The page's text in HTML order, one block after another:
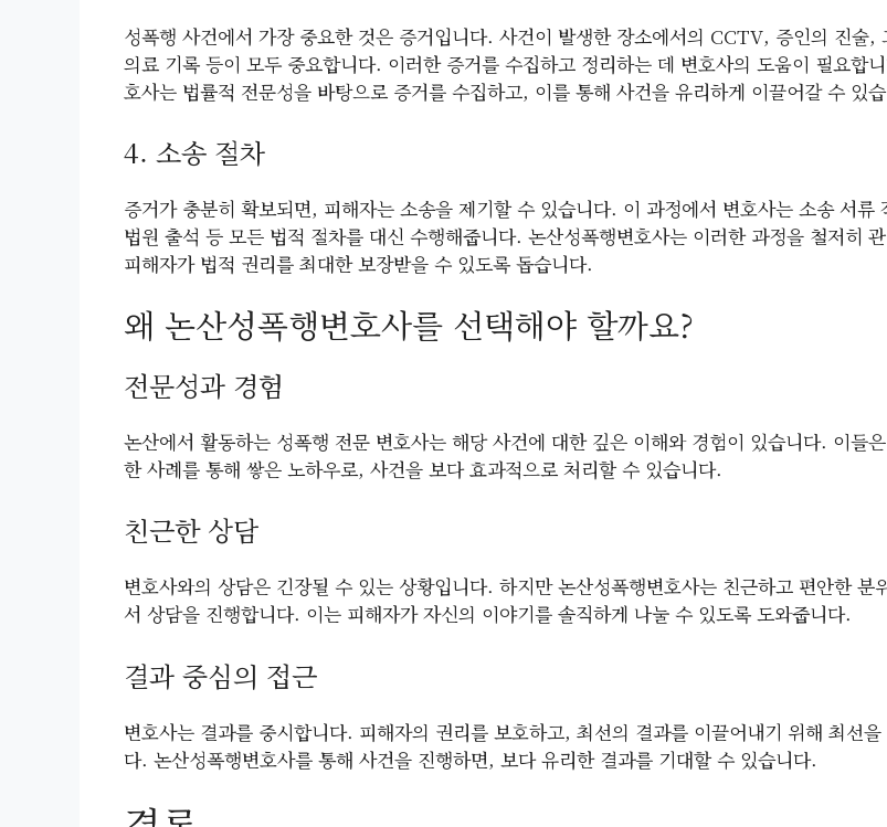
성폭행 사건에서 가장 중요한 것은 증거입니다. 사건이 발생한 장소에서의 CCTV, 증인의 진술,
의료 기록 등이 모두 중요합니다. 이러한 증거를 수집하고 정리하는 데 변호사의 도움이 필요합
호사는 법률적 전문성을 바탕으로 증거를 수집하고, 이를 통해 사건을 유리하게 이끌어갈 수 있
4. 소송 절차
증거가 충분히 확보되면, 피해자는 소송을 제기할 수 있습니다. 이 과정에서 변호사는 소송 서류
법원 출석 등 모든 법적 절차를 대신 수행해줍니다. 논산성폭행변호사는 이러한 과정을 철저히
피해자가 법적 권리를 최대한 보장받을 수 있도록 돕습니다.
왜 논산성폭행변호사를 선택해야 할까요?
전문성과 경험
논산에서 활동하는 성폭행 전문 변호사는 해당 사건에 대한 깊은 이해와 경험이 있습니다. 이들
한 사례를 통해 쌓은 노하우로, 사건을 보다 효과적으로 처리할 수 있습니다.
친근한 상담
변호사와의 상담은 긴장될 수 있는 상황입니다. 하지만 논산성폭행변호사는 친근하고 편안한 분
서 상담을 진행합니다. 이는 피해자가 자신의 이야기를 솔직하게 나눌 수 있도록 도와줍니다.
결과 중심의 접근
변호사는 결과를 중시합니다. 피해자의 권리를 보호하고, 최선의 결과를 이끌어내기 위해 최선을
다. 논산성폭행변호사를 통해 사건을 진행하면, 보다 유리한 결과를 기대할 수 있습니다.